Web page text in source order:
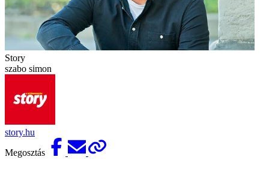
Story
szabo simon
story.hu
Megosztás